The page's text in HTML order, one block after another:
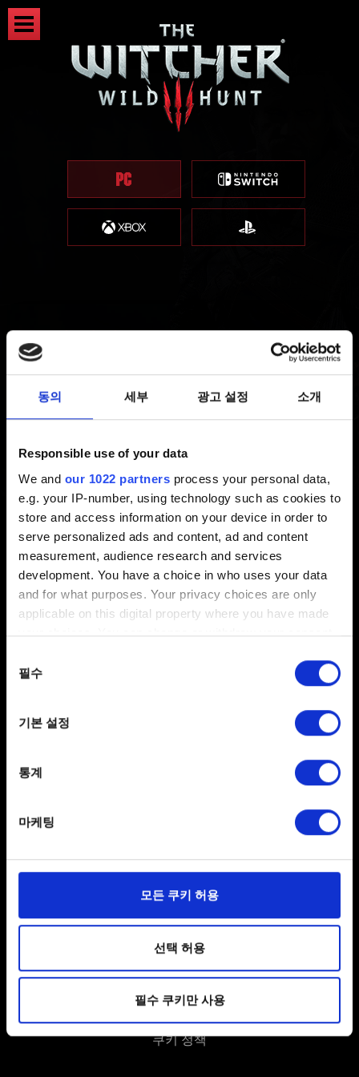
동의 세부 광고 설정 소개
Responsible use of your data
We and our 1022 partners process your personal data,
e.g. your IP-number, using technology such as cookies to
store and access information on your device in order to
serve personalized ads and content, ad and content
measurement, audience research and services
development. You have a choice in who uses your data
and for what purposes. Your privacy choices are only
applicable on this digital property where you have made
your choices. You can change or withdraw your consent
the Privacy trigger icon.
Collect information about your geographical
Identify your device by actively scanning it for
Find out more about how your personal data is processed
일부 쿠키는 웹 사이트를 정상적으로 이용하기 위해
관련 기술적 피드백을 제공하여 사용자의 웹사이트 이용
환경을 개선하기 위해 사용됩니다. 예를 들어, 소셜
파악하기 위해 쿠키의 일부를 저희 파트너와 공유할 수도
있습니다. 물론, 이처럼 선택적으로 쿠키를 사용할
경우에는 사용자의 동의를 구할 것입니다.
선택
필수
기본 설정
통계
마케팅
모든 쿠키 허용
선택 허용
필수 쿠키만 사용
더 위쳐 3 REDkit
더 위쳐 3 REDkit
더 위쳐 3 REDkit 관련 문제를 보고하고
싶습니다
게임 콘텐츠를 수정한 뒤에 문제를 겪고
있습니다
편집기에서 시각적 문제가 발생합니다
모딩 튜토리얼은 어디서 확인할 수 있나요?
에서 더 위쳐 3 REDkit - 시스템 사양
피드백을 보내고 싶습니다
사용자 약관 동의
개인 정보 정책
쿠키 정책